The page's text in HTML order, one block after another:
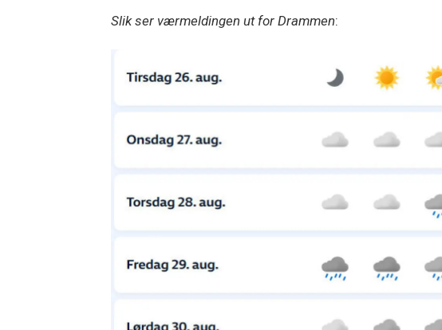
Slik ser værmeldingen ut for Drammen: